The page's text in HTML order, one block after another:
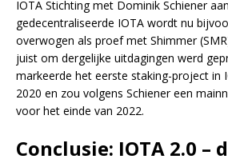
IOTA Stichting met Dominik Schiener
gedecentraliseerde IOTA wordt nu
overwogen als proef met Shimmer
juist om dergelijke uitdagingen werd
markeerde het eerste staking-project in
2020 en zou volgens Schiener een
voor het einde van 2022.
Conclusie: IOTA 2.0 –